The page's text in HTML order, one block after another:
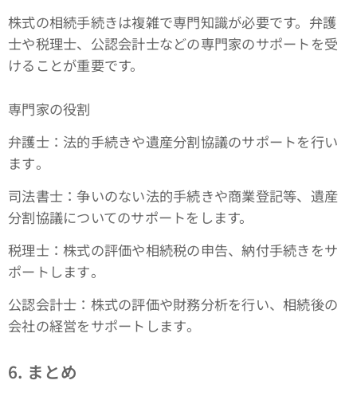
株式の相続手続きは複雑で専門知識が必要です。弁護
士や税理士、公認会計士などの専門家のサポートを受
けることが重要です。
専門家の役割
弁護士：法的手続きや遺産分割協議のサポートを行い
ます​。
司法書士：争いのない法的手続きや商業登記等、遺産
分割協議についてのサポートをします。
税理士：株式の評価や相続税の申告、納付手続きをサ
ポートします​​。
公認会計士：株式の評価や財務分析を行い、相続後の
会社の経営をサポートします​。
6. まとめ